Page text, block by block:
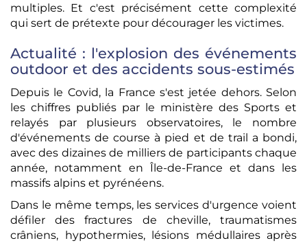
multiples. Et c'est précisément cette complexité
qui sert de prétexte pour décourager les victimes.
Actualité : l'explosion des événements
outdoor et des accidents sous-estimés
Depuis le Covid, la France s'est jetée dehors. Selon
les chiffres publiés par le ministère des Sports et
relayés par plusieurs observatoires, le nombre
d'événements de course à pied et de trail a bondi,
avec des dizaines de milliers de participants chaque
année, notamment en Île-de-France et dans les
massifs alpins et pyrénéens.
Dans le même temps, les services d'urgence voient
défiler des fractures de cheville, traumatismes
crâniens, hypothermies, lésions médullaires après